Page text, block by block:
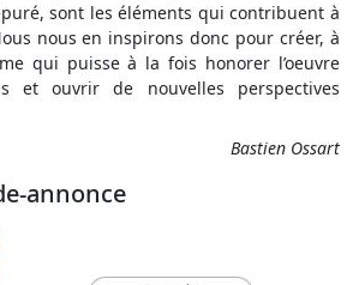
sont les éléments qui contribuent à
nous en inspirons donc pour créer, à
qui puisse à la fois honorer l’oeuvre
et ouvrir de nouvelles perspectives
Bastien Ossart
annonce